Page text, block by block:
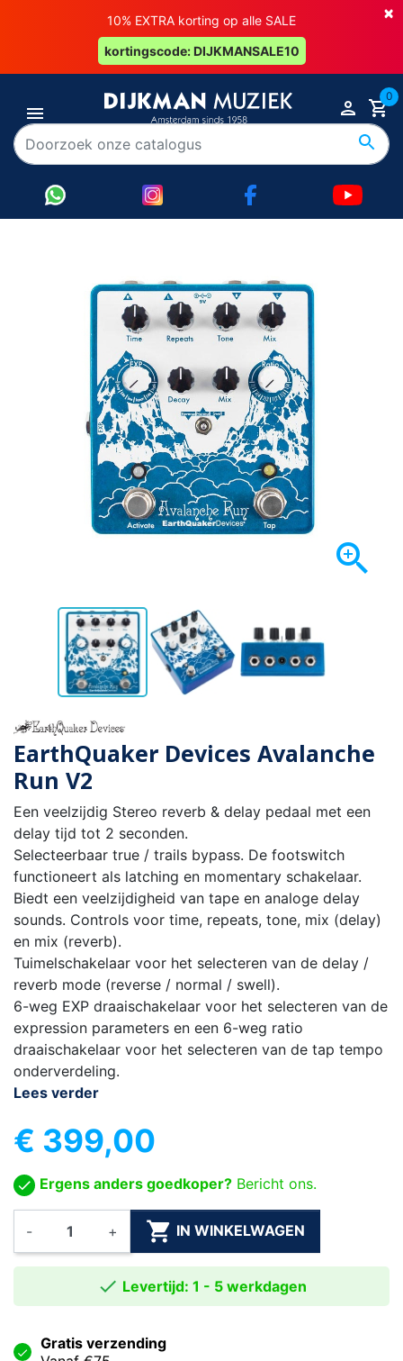
×
10% EXTRA korting op alle SALE
kortingscode: DIJKMANSALE10
0

EarthQuaker Devices Avalanche
Run V2
Een veelzijdig Stereo reverb & delay pedaal met een
delay tijd tot 2 seconden.
Selecteerbaar true / trails bypass. De footswitch
functioneert als latching en momentary schakelaar.
Biedt een veelzijdigheid van tape en analoge delay
sounds. Controls voor time, repeats, tone, mix (delay)
en mix (reverb).
Tuimelschakelaar voor het selecteren van de delay /
reverb mode (reverse / normal / swell).
6-weg EXP draaischakelaar voor het selecteren van de
expression parameters en een 6-weg ratio
draaischakelaar voor het selecteren van de tap tempo
onderverdeling.
Lees verder
€ 399,00
Ergens anders goedkoper? Bericht ons.
- +  IN WINKELWAGEN
 Levertijd: 1 - 5 werkdagen
Gratis verzending